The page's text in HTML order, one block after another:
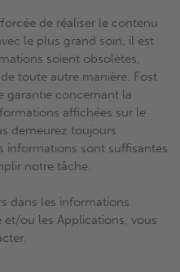
de réaliser le contenu
le plus grand soin, il est
soient obsolètes,
toute autre manière. Fost
garantie concernant la
affichées sur le
demeurez toujours
informations sont suffisantes
notre tâche.
dans les informations
et/ou les Applications, vous